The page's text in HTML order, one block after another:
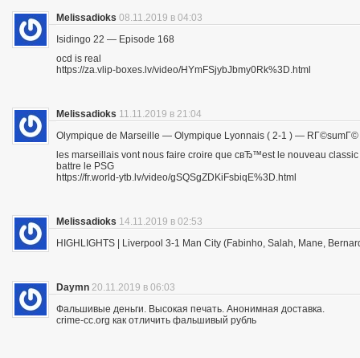
Melissadioks 08.11.2019 в 04:03
Isidingo 22 — Episode 168
ocd is real
https://za.vlip-boxes.lv/video/HYmFSjybJbmy0Rk%3D.html
Melissadioks 11.11.2019 в 21:04
Olympique de Marseille — Olympique Lyonnais ( 2-1 ) —
les marseillais vont nous faire croire que cвЂ™est le nouveau
battre le PSG
https://fr.world-ytb.lv/video/gSQSgZDKiFsbiqE%3D.html
Melissadioks 14.11.2019 в 02:53
HIGHLIGHTS | Liverpool 3-1 Man City (Fabinho, Salah, Mane,
Daymn 20.11.2019 в 06:03
Фальшивые деньги. Высокая печать. Анонимная доставка.
crime-cc.org как отличить фальшивый рубль